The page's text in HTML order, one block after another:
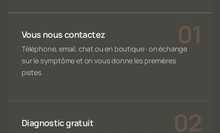
Vous nous contactez
Téléphone, email, chat ou en boutique : on échange
sur le symptôme et on vous donne les premières
pistes.
Diagnostic gratuit